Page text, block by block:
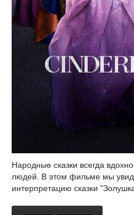
Народные сказки всегда
людей. В этом фильме мы
интерпретацию сказки